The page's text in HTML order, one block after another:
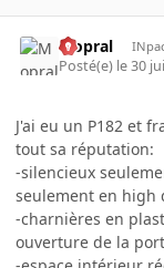
Mopral
Posté(e) le 30
J'ai eu un P182 et
tout sa réputation:
-silencieux
seulement en high
-charnières en
ouverture de la